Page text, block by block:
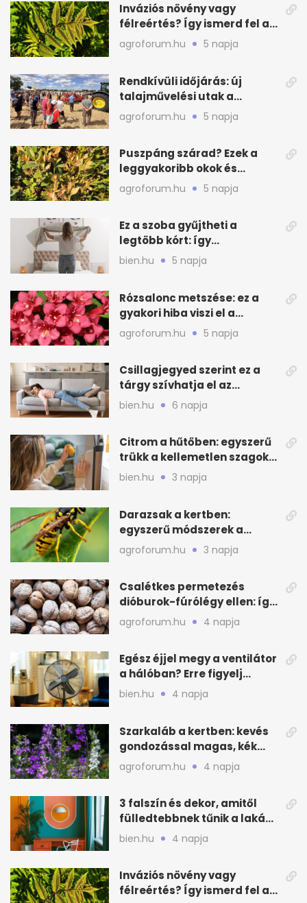
Inváziós növény vagy
félreértés? Így ismerd fel a
valódi kockázatot
agroforum.hu 5 napja
Rendkívüli időjárás: új
talajművelési utak a
gazdáknak
agroforum.hu 5 napja
Puszpáng szárad? Ezek a
leggyakoribb okok és
teendők
agroforum.hu 5 napja
Ez a szoba gyűjtheti a
legtöbb kórt: így
mélytisztítsd otthon
bien.hu 5 napja
Rózsalonc metszése: ez a
gyakori hiba viszi el a
virágzást
agroforum.hu 5 napja
Csillagjegyed szerint ez a
tárgy szívhatja el az
otthonod energiáját
bien.hu 6 napja
Citrom a hűtőben: egyszerű
trükk a kellemetlen szagok
ellen
bien.hu 3 napja
Darazsak a kertben:
egyszerű módszerek a
távoltartásukra nyáron
agroforum.hu 3 napja
Csalétkes permetezés
dióburok-fúrólégy ellen: így
csináld a kertben
agroforum.hu 4 napja
Egész éjjel megy a ventilátor
a hálóban? Erre figyelj
alvásnál nyáron
bien.hu 4 napja
Szarkaláb a kertben: kevés
gondozással magas, kék
virágfalat ad
agroforum.hu 4 napja
3 falszín és dekor, amitől
fülledtebbnek tűnik a lakás
nyáron
bien.hu 4 napja
Inváziós növény vagy
félreértés? Így ismerd fel a